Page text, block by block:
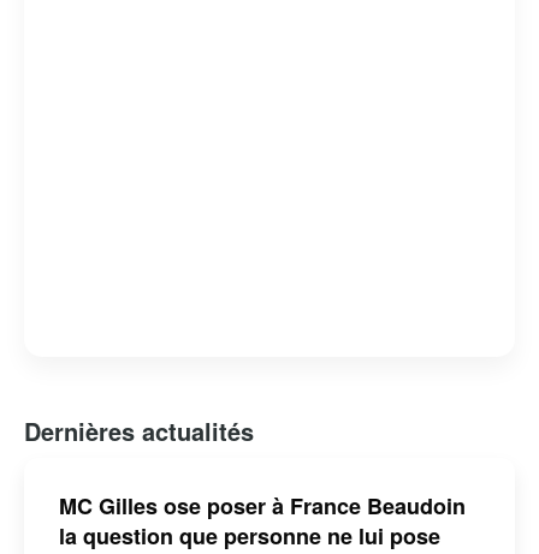
Dernières actualités
MC Gilles ose poser à France Beaudoin
la question que personne ne lui pose